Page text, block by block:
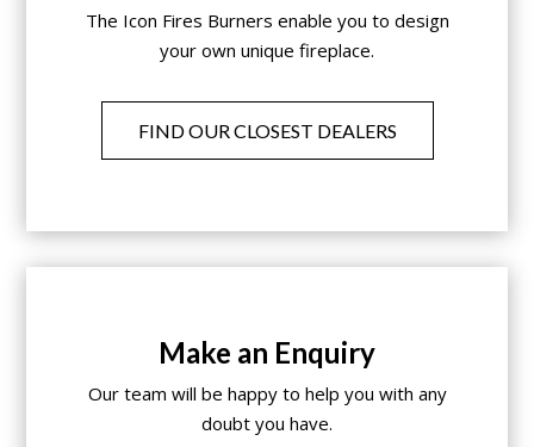
The Icon Fires Burners enable you to design
your own unique fireplace.
FIND OUR CLOSEST DEALERS
Make an Enquiry
Our team will be happy to help you with any
doubt you have.